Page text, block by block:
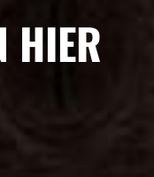
HIER